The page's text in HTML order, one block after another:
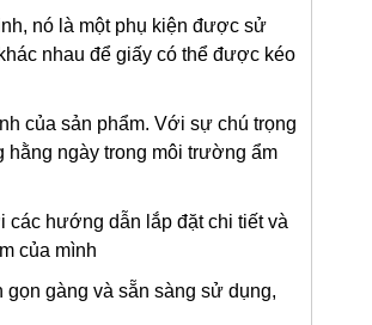
nó là một phụ kiện được sử
nhau để giấy có thể được kéo
của sản phẩm. Với sự chú trọng
ngày trong môi trường ẩm
các hướng dẫn lắp đặt chi tiết và
của mình
gàng và sẵn sàng sử dụng,